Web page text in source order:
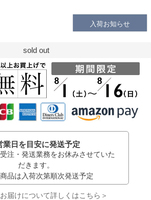
入荷お知らせ
sold out
業日を目安に発送予定
注・発送業務をお休みさせていた
だきます。
品は入荷次第順次発送予定
届けについて詳しくはこちら＞